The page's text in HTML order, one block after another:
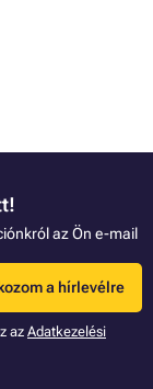
az Ön e-mail
a hírlevélre
az Adatkezelési